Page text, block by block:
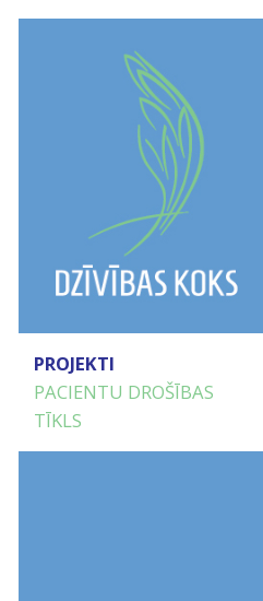
PROJEKTI
PACIENTU DROŠĪBAS
TĪKLS